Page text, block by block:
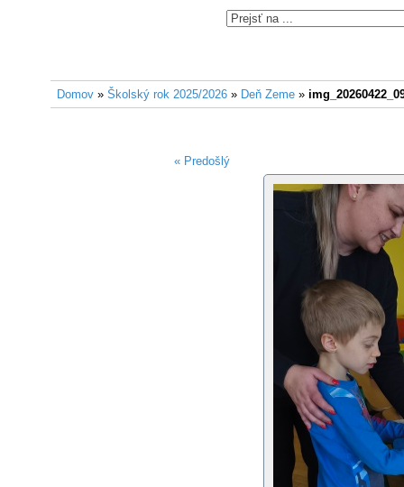
Domov »Školský rok 2025/2026 » Deň Zeme »
« Predošlý